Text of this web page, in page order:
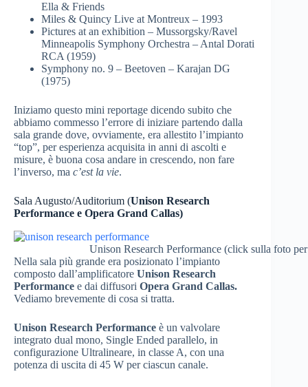
Ella & Friends
Miles & Quincy Live at Montreux – 1993
Pictures at an exhibition – Mussorgsky/Ravel
Minneapolis Symphony Orchestra – Antal Dorati
RCA (1959)
Symphony no. 9 – Beetoven – Karajan DG
(1975)
Iniziamo questo mini reportage dicendo subito che
abbiamo commesso l’errore di iniziare partendo dalla
sala grande dove, ovviamente, era allestito l’impianto
“top”, per esperienza acquisita in anni di ascolti e
misure, è buona cosa andare in crescendo, non fare
l’inverso, ma c’est la vie.
Sala Augusto/Auditorium (Unison Research
Performance e Opera Grand Callas)
Unison Research Performance (click sulla foto
Nella sala più grande era posizionato l’impianto
composto dall’amplificatore Unison Research
Performance e dai diffusori Opera Grand Callas.
Vediamo brevemente di cosa si tratta.
Unison Research Performance è un valvolare
integrato dual mono, Single Ended parallelo, in
configurazione Ultralineare, in classe A, con una
potenza di uscita di 45 W per ciascun canale.